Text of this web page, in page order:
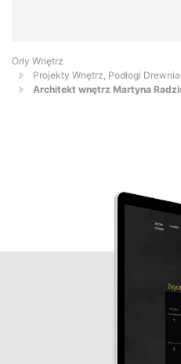
Orły Wnętrz
Projekty Wnętrz, Podłogi
Architekt wnętrz Martyna